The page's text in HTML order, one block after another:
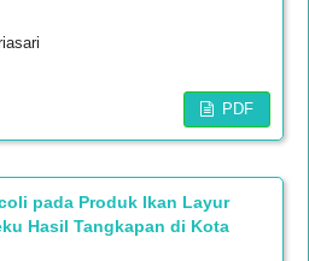
PDF
pada Produk Ikan Layur
Hasil Tangkapan di Kota